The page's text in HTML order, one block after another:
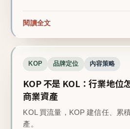
閱讀全文
KOP 品牌定位 內容策略
KOP 不是 KOL：行業地位
商業資產
KOL 買流量，KOP 建信任、累
產。